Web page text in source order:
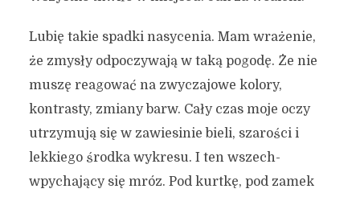
Lubię takie spadki nasycenia. Mam wrażenie,
że zmysły odpoczywają w taką pogodę. Że nie
muszę reagować na zwyczajowe kolory,
kontrasty, zmiany barw. Cały czas moje oczy
utrzymują się w zawiesinie bieli, szarości i
lekkiego środka wykresu. I ten wszech-
wpychający się mróz. Pod kurtkę, pod zamek